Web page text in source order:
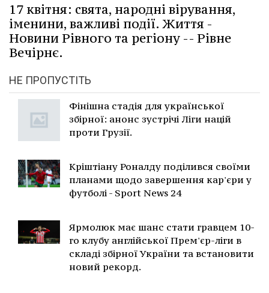
17 квітня: свята, народні вірування,
іменини, важливі події. Життя -
Новини Рівного та регіону -- Рівне
Вечірнє.
НЕ ПРОПУСТІТЬ
Фінішна стадія для української
збірної: анонс зустрічі Ліги націй
проти Грузії.
Кріштіану Роналду поділився своїми
планами щодо завершення кар'єри у
футболі - Sport News 24
Ярмолюк має шанс стати гравцем 10-
го клубу англійської Прем'єр-ліги в
складі збірної України та встановити
новий рекорд.